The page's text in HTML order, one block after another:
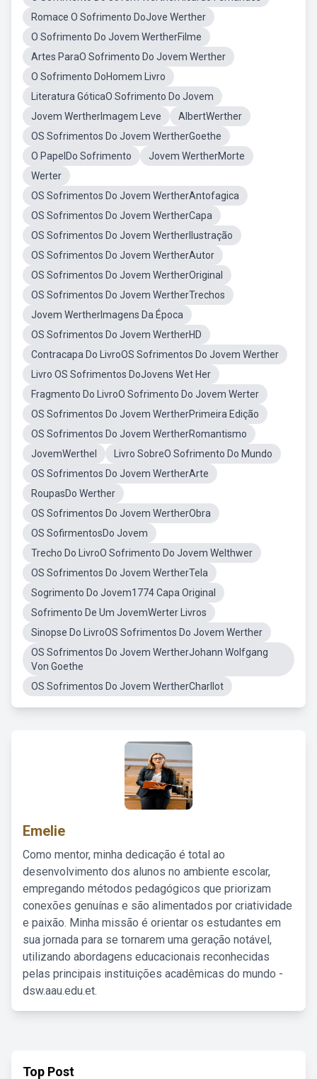
Romace O Sofrimento DoJove Werther
O Sofrimento Do Jovem WertherFilme
Artes ParaO Sofrimento Do Jovem Werther
O Sofrimento DoHomem Livro
Literatura GóticaO Sofrimento Do Jovem
Jovem WertherImagem Leve
AlbertWerther
OS Sofrimentos Do Jovem WertherGoethe
O PapelDo Sofrimento
Jovem WertherMorte
Werter
OS Sofrimentos Do Jovem WertherAntofagica
OS Sofrimentos Do Jovem WertherCapa
OS Sofrimentos Do Jovem WertherIlustração
OS Sofrimentos Do Jovem WertherAutor
OS Sofrimentos Do Jovem WertherOriginal
OS Sofrimentos Do Jovem WertherTrechos
Jovem WertherImagens Da Época
OS Sofrimentos Do Jovem WertherHD
Contracapa Do LivroOS Sofrimentos Do Jovem Werther
Livro OS Sofrimentos DoJovens Wet Her
Fragmento Do LivroO Sofrimento Do Jovem Werter
OS Sofrimentos Do Jovem WertherPrimeira Edição
OS Sofrimentos Do Jovem WertherRomantismo
JovemWerthel
Livro SobreO Sofrimento Do Mundo
OS Sofrimentos Do Jovem WertherArte
RoupasDo Werther
OS Sofrimentos Do Jovem WertherObra
OS SofirmentosDo Jovem
Trecho Do LivroO Sofrimento Do Jovem Welthwer
OS Sofrimentos Do Jovem WertherTela
Sogrimento Do Jovem1774 Capa Original
Sofrimento De Um JovemWerter Livros
Sinopse Do LivroOS Sofrimentos Do Jovem Werther
OS Sofrimentos Do Jovem WertherJohann Wolfgang
Von Goethe
OS Sofrimentos Do Jovem WertherCharllot
Emelie
Como mentor, minha dedicação é total ao
desenvolvimento dos alunos no ambiente escolar,
empregando métodos pedagógicos que priorizam
conexões genuínas e são alimentados por criatividade
e paixão. Minha missão é orientar os estudantes em
sua jornada para se tornarem uma geração notável,
utilizando abordagens educacionais reconhecidas
pelas principais instituições acadêmicas do mundo -
dsw.aau.edu.et.
Top Post